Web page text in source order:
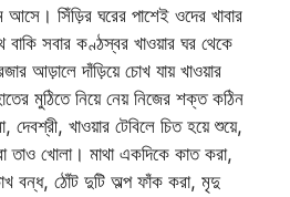
আসে। সিঁড়ির ঘরের পাশেই ওদের খাবার
বাকি সবার কণ্ঠস্বর খাওয়ার ঘর থেকে
আড়ালে দাঁড়িয়ে চোখ যায় খাওয়ার
মুঠিতে নিয়ে নেয় নিজের শক্ত কঠিন
দেবশ্রী, খাওয়ার টেবিলে চিত হয়ে শুয়ে,
তাও খোলা। মাথা একদিকে কাত করা,
বন্ধ, ঠোঁট দুটি অল্প ফাঁক করা, মৃদু